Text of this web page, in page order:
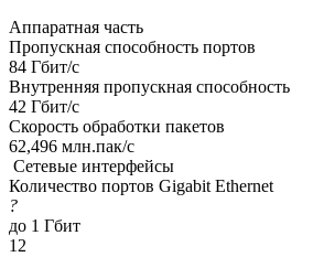
Аппаратная часть
Пропускная способность портов
84 Гбит/с
Внутренняя пропускная способность
42 Гбит/с
Скорость обработки пакетов
62,496 млн.пак/с
Сетевые интерфейсы
Количество портов Gigabit Ethernet
?
до 1 Гбит
12